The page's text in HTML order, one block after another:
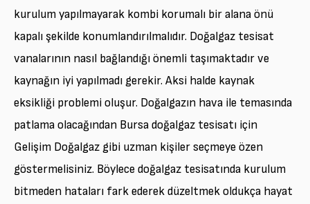
kurulum yapılmayarak kombi korumalı bir alana önü
kapalı şekilde konumlandırılmalıdır. Doğalgaz tesisat
vanalarının nasıl bağlandığı önemli taşımaktadır ve
kaynağın iyi yapılmadı gerekir. Aksi halde kaynak
eksikliği problemi oluşur. Doğalgazın hava ile temasında
patlama olacağından Bursa doğalgaz tesisatı için
Gelişim Doğalgaz gibi uzman kişiler seçmeye özen
göstermelisiniz. Böylece doğalgaz tesisatında kurulum
bitmeden hataları fark ederek düzeltmek oldukça hayat